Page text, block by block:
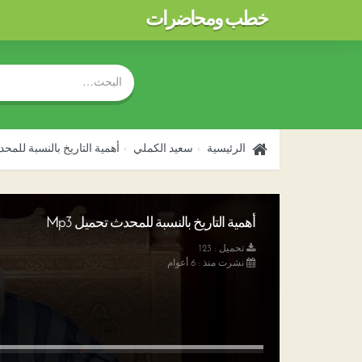
خطب ومحاضرات
الرئيسية سعيد الكملي أهمية التاريخ بالنسبة
أهمية التاريخ بالنسبة للمحدث تحميل Mp3
تحميل : 123
نشرت منذ : 6 أعوام